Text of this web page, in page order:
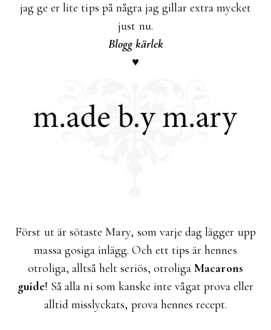
jag ge er lite tips på några jag gillar extra mycket
just nu.
Blogg kärlek
♥
Först ut är sötasteMary, som varje dag lägger upp
massa gosiga inlägg. Och ett tips är hennes
otroliga, alltså helt seriös, otroligaMacarons
guide! Så alla ni som kanske inte vågat prova eller
alltid misslyckats, prova hennes recept.